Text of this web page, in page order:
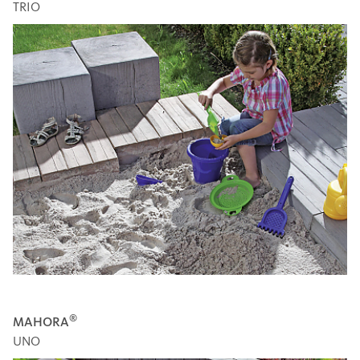
TRIO
MAHORA®
UNO